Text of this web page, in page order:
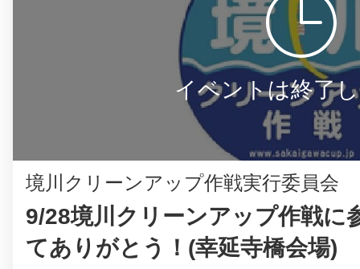
イベントは終了
境川クリーンアップ作戦実行委員会
9/28境川クリーンアップ作戦に
てありがとう！(幸延寺橋会場)